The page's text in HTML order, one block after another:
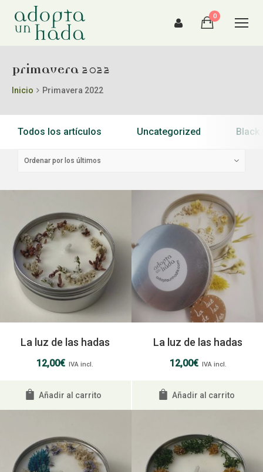
0
Primavera 2022
Inicio Primavera 2022
Todos los artículos Uncategorized Black
La luz de las hadas
12,00€ IVA incl.
Añadir al carrito
La luz de las hadas
12,00€ IVA incl.
Añadir al carrito